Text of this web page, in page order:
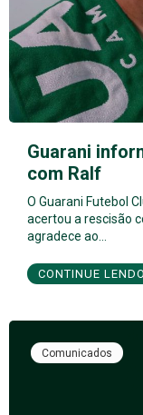
Guarani
com Ralf
O Guarani Futebol
acertou a rescisão
agradece ao…
CONTINUE
Comunicados